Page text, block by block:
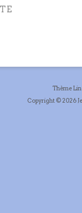
Thème
Copyright © 2026